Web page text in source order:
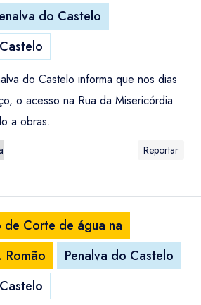
do Castelo
do Castelo informa que nos dias
o acesso na Rua da Misericórdia
a obras.
Reportar
de Corte de água na
Romão
Penalva do Castelo